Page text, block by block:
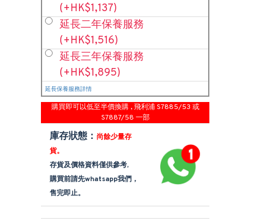
(+HK$1,137)
延長二年保養服務
(+HK$1,516)
延長三年保養服務
(+HK$1,895)
延長保養服務詳情
購買即可以低至半價換購 , 飛利浦 S7885/53 或
S7887/58 一部
庫存狀態： 尚餘少量存
貨。
存貨及價格資料僅供參考,
購買前請先whatsapp我們，
售完即止。